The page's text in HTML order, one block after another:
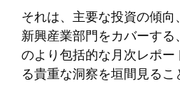
それは、主要な投資の傾向
新興産業部門をカバーす
のより包括的な月次レポ
る貴重な洞察を垣間見るこ